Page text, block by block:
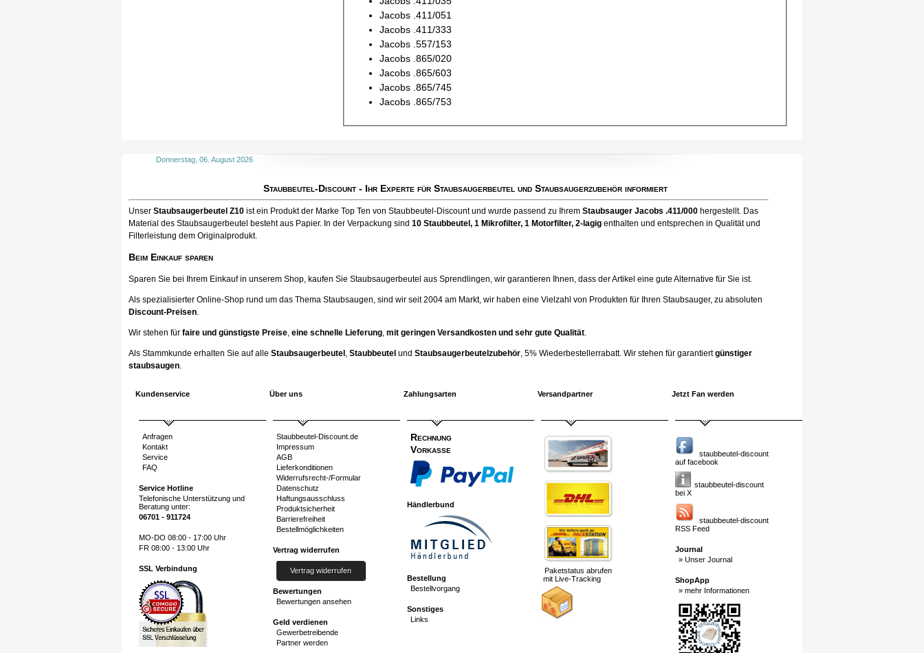
Jacobs .411/051
Jacobs .411/333
Jacobs .557/153
Jacobs .865/020
Jacobs .865/603
Jacobs .865/745
Jacobs .865/753
Donnerstag, 06. August 2026
Staubbeutel-Discount - Ihr Experte für Staubsaugerbeutel und Staubsaugerzubehör informiert
Unser Staubsaugerbeutel Z10 ist ein Produkt der Marke Top Ten von Staubbeutel-Discount und wurde passend zu Ihrem Staubsauger Jacobs .411/000 hergestellt. Das
Material des Staubsaugerbeutel besteht aus Papier. In der Verpackung sind 10 Staubbeutel, 1 Mikrofilter, 1 Motorfilter, 2-lagig enthalten und entsprechen in Qualität und
Filterleistung dem Originalprodukt.
Beim Einkauf sparen
Sparen Sie bei Ihrem Einkauf in unserem Shop, kaufen Sie Staubsaugerbeutel aus Sprendlingen, wir garantieren Ihnen, dass der Artikel eine gute Alternative für Sie ist.
Als spezialisierter Online-Shop rund um das Thema Staubsaugen, sind wir seit 2004 am Markt, wir haben eine Vielzahl von Produkten für Ihren Staubsauger, zu absoluten
Discount-Preisen.
Wir stehen für faire und günstigste Preise, eine schnelle Lieferung, mit geringen Versandkosten und sehr gute Qualität.
Als Stammkunde erhalten Sie auf alle Staubsaugerbeutel, Staubbeutel und Staubsaugerbeutelzubehör, 5% Wiederbestellerrabatt. Wir stehen für garantiertgünstiger
staubsaugen.
Kundenservice
Anfragen
Kontakt
Service
FAQ
Service Hotline
Telefonische Unterstützung und
Beratung unter:
06701 - 911724
MO-DO 08:00 - 17:00 Uhr
FR 08:00 - 13:00 Uhr
SSL Verbindung
Über uns
Staubbeutel-Discount.de
Impressum
AGB
Lieferkonditionen
Widerrufsrecht-/Formular
Datenschutz
Haftungsausschluss
Produktsicherheit
Barrierefreiheit
Bestellmöglichkeiten
Vertrag widerrufen
Vertrag widerrufen
Bewertungen
Bewertungen ansehen
Geld verdienen
Gewerbetreibende
Partner werden
Zahlungsarten
Rechnung
Vorkasse
Händlerbund
Bestellung
Bestellvorgang
Sonstiges
Links
Versandpartner
Paketstatus abrufen
mit Live-Tracking
Jetzt Fan werden
staubbeutel-discount
auf facebook
staubbeutel-discount
bei X
staubbeutel-discount
RSS Feed
Journal
» Unser Journal
ShopApp
» mehr Informationen